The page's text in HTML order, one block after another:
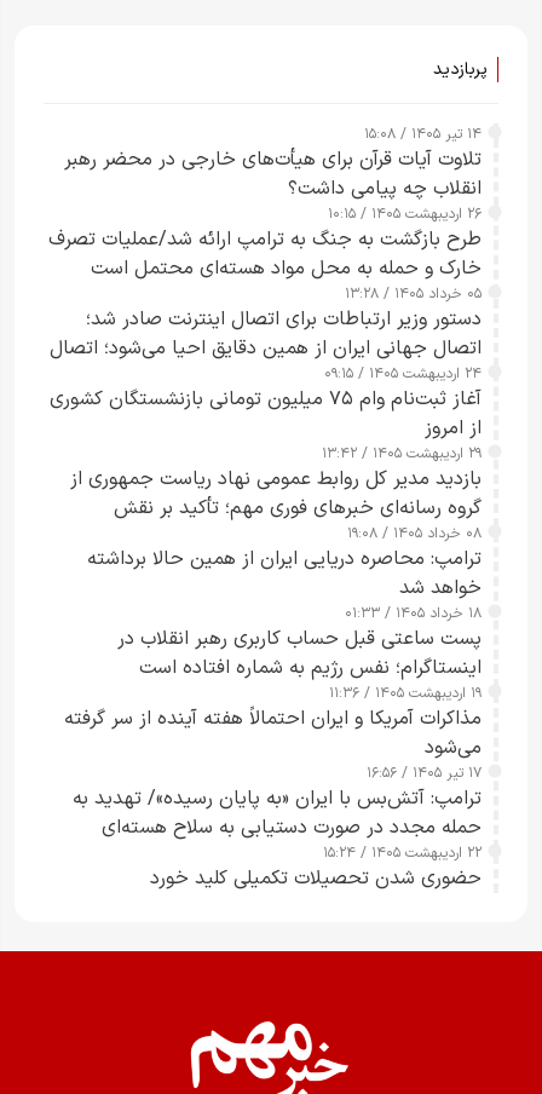
پربازدید
۱۴ تیر ۱۴۰۵ / ۱۵:۰۸
تلاوت آیات قرآن برای هیأت‌های خارجی در محضر رهبر
انقلاب چه پیامی داشت؟
۲۶ اردیبهشت ۱۴۰۵ / ۱۰:۱۵
طرح‌ بازگشت به جنگ به ترامپ ارائه شد/عملیات تصرف
خارک و حمله به محل مواد هسته‌ای محتمل است
۰۵ خرداد ۱۴۰۵ / ۱۳:۲۸
دستور وزیر ارتباطات برای اتصال اینترنت صادر شد؛
اتصال جهانی ایران از همین دقایق احیا می‌شود؛ اتصال
کامل مردم تا ۲۴ ساعت آینده
۲۴ اردیبهشت ۱۴۰۵ / ۰۹:۱۵
آغاز ثبت‌نام وام ۷۵ میلیون تومانی بازنشستگان کشوری
از امروز
۲۹ اردیبهشت ۱۴۰۵ / ۱۳:۴۲
بازدید مدیر کل روابط عمومی نهاد ریاست جمهوری از
گروه رسانه‌ای خبرهای فوری مهم؛ تأکید بر نقش
رسانه‌های هوشمند و مسئول در ارتقای آگاهی عمومی
۰۸ خرداد ۱۴۰۵ / ۱۹:۰۸
ترامپ: محاصره دریایی ایران از همین حالا برداشته
خواهد شد
۱۸ خرداد ۱۴۰۵ / ۰۱:۳۳
پست ساعتی قبل حساب کاربری رهبر انقلاب در
اینستاگرام؛ نفس رژیم به شماره افتاده است​
۱۹ اردیبهشت ۱۴۰۵ / ۱۱:۳۶
مذاکرات آمریکا و ایران احتمالاً هفته آینده از سر گرفته
می‌شود
۱۷ تیر ۱۴۰۵ / ۱۶:۵۶
ترامپ: آتش‌بس با ایران «به پایان رسیده»/ تهدید به
حمله مجدد در صورت دستیابی به سلاح هسته‌ای
۲۲ اردیبهشت ۱۴۰۵ / ۱۵:۲۴
حضوری شدن تحصیلات تکمیلی کلید خورد